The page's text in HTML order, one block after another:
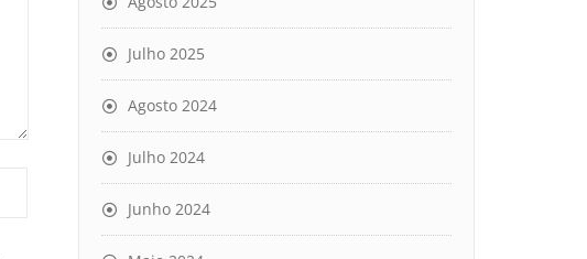
Julho 2025
Agosto 2024
Julho 2024
Junho 2024